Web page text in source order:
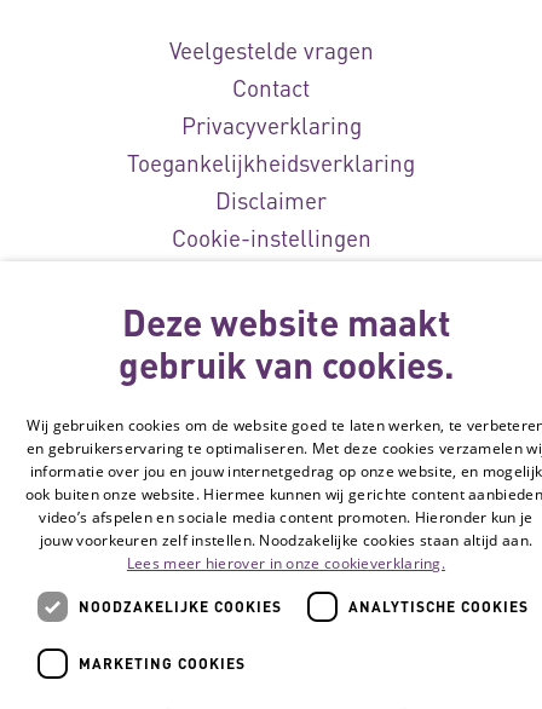
Veelgestelde vragen
Contact
Privacyverklaring
Toegankelijkheidsverklaring
Disclaimer
Cookie-instellingen
Deze website maakt
gebruik van cookies.
Wij gebruiken cookies om de website goed te laten werken, te
en gebruikerservaring te optimaliseren. Met deze cookies verzamelen
informatie over jou en jouw internetgedrag op onze website, en mogelijk
ook buiten onze website. Hiermee kunnen wij gerichte content
video’s afspelen en sociale media content promoten. Hieronder kun je
jouw voorkeuren zelf instellen. Noodzakelijke cookies staan altijd aan.
Lees meer hierover in onze cookieverklaring.
NOODZAKELIJKE COOKIES ANALYTISCHE COOKIES
MARKETING COOKIES